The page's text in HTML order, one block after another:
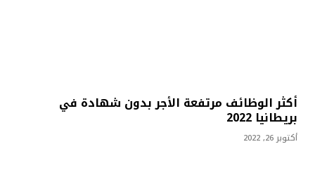
أكثر الوظائف مرتفعة الأجر بدون شهادة في
بريطانيا 2022
أكتوبر 26, 2022